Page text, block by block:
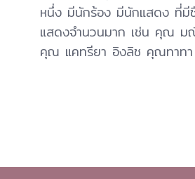
หนึ่ง มีนักร้อง มีนักแสดง ที่มี
แสดงจำนวนมาก เช่น คุณ ม
คุณ แคทรียา อิงลิช คุณทาท